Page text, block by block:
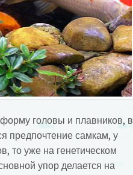
головы и плавников, в
предпочтение самкам, у
то уже на генетическом
упор делается на